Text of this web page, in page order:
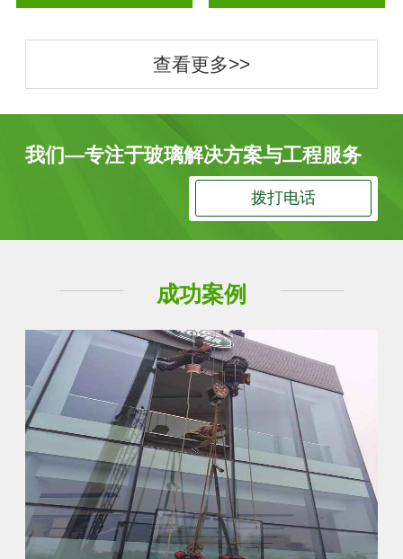
查看更多>>
我们—专注于玻璃解决方案与工程服务
拨打电话
成功案例